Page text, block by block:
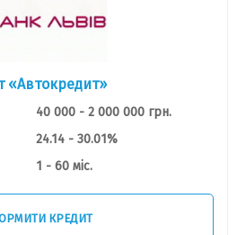
«Автокредит»
40 000 - 2 000 000 грн.
24.14 - 30.01%
1 - 60 міс.
КРЕДИТ